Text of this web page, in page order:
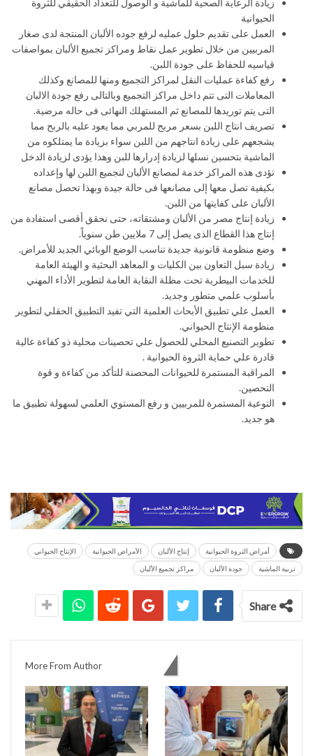
زيادة الرعاية الصحية للماشية و الوصول للتعداد الحقيقي للثروة
الحيوانية
العمل على تقديم حلول عمليه لرفع جوده الألبان المنتجة لدى صغار
المربيين من خلال تطوير عمل نقاط ومراكز تجميع الألبان بمواصفات
قياسيه للحفاظ على جودة اللبن.
رفع كفاءة عمليات النقل لمراكز التجميع ومنها للمصانع وكذلك
المعاملات التى تتم داخل مراكز التجميع وبالتالى رفع جودة الالبان
التى يتم توريدها للمصانع ثم المستهلك النهائى فى حاله مرضية.
تصريف انتاج اللبن بسعر مربح للمربي مما يعود عليه بالربح مما
يشجعهم على زيادة انتاجهم من اللبن سواء بزيادة ما يمتلكوه من
الماشية بتحسين نسلها لزيادة إدرارها للبن وهذا يؤدى لزيادة الدخل
تؤدى هذه المراكز خدمة لمصانع الألبان لتجميع اللبن لها وإعداده
بكيفية تصل معها إلى مصانعها فى حالة جيدة وبهذا تحصل مصانع
الألبان على كفايتها من اللبن.
زيادة إنتاج مصر من الألبان ومشتقاته، حتى نحقق أقصى استفادة من
إنتاج هذا القطاع الذى يصل إلى 7 ملايين طن سنوياً.
وضع منظومة قانونية جديدة تناسب الوضع الوبائي الجديد للأمراض.
زيادة سبل التعاون بين الكليات و المعاهد البحثية و الهيئة العامة
للخدمات البيطرية تحت مظلة النقابة العامة لتطوير الأداء المهني
بأسلوب علمي متطور وجديد.
العمل علي تطبيق الأبحاث العلمية التي تفيد التطبيق الحقلي لتطوير
منظومة الإنتاج الحيواني.
تطوير التصنيع المحلي للحصول علي تحصينات محلية ذو كفاءة عالية
قادرة علي حماية الثروة الحيوانية .
المراقبة المستمرة للحيوانات المحصنة للتأكد من كفاءة و قوة
التحصين.
التوعية المستمرة للمربيين و رفع المستوي العلمي لسهولة تطبيق ما
هو جديد.
أمراض الثروة الحيوانية إنتاج الألبان الأمراض الحيوانية الإنتاج الحيواني
تربية الماشية جودة الألبان مراكز تجميع الألبان
Share
More From Author